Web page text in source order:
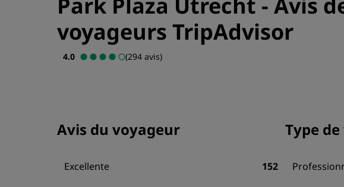
voyageurs TripAdvisor
4.0 (294 avis)
Avis du voyageur
Excellente 152
Type